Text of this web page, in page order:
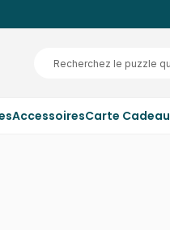
AccessoiresCarte Cadeau